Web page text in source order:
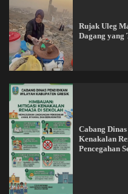
Rujak Uleg
Dagang yang
Cabang
Kenakalan
Pencegahan